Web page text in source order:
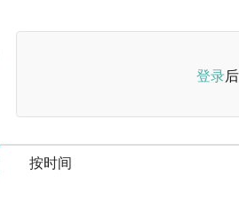
登录
按时间